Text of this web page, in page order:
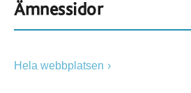
Ämnessidor
Hela webbplatsen